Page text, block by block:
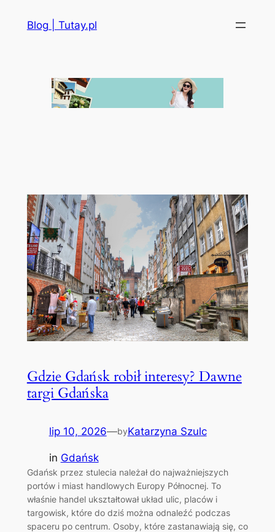
Blog | Tutay.pl
Gdzie Gdańsk robił interesy? Dawne
targi Gdańska
lip 10, 2026—byKatarzyna Szulc
in Gdańsk
Gdańsk przez stulecia należał do najważniejszych
portów i miast handlowych Europy Północnej. To
właśnie handel ukształtował układ ulic, placów i
targowisk, które do dziś można odnaleźć podczas
spaceru po centrum. Osoby, które zastanawiają się, co